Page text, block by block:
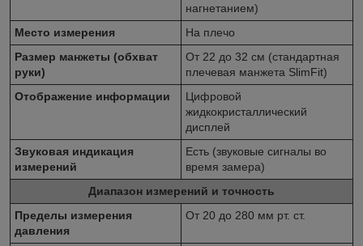
нагнетанием)
Место измерения
На плечо
Размер манжеты (обхват
руки)
От 22 до 32 см (стандартная
плечевая манжета SlimFit)
Отображение информации
Цифровой
жидкокристаллический
дисплей
Звуковая индикация
измерений
Есть (звуковые сигналы во
время замера)
Диапазон измерений и точность
Пределы измерения
давления
От 20 до 280 мм рт. ст.